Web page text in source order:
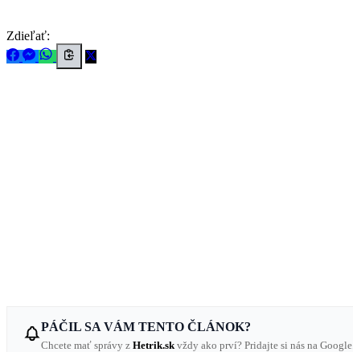
Zdieľať:
PÁČIL SA VÁM TENTO ČLÁNOK?
Chcete mať správy z Hetrik.sk vždy ako prví? Pridajte si nás na Google.